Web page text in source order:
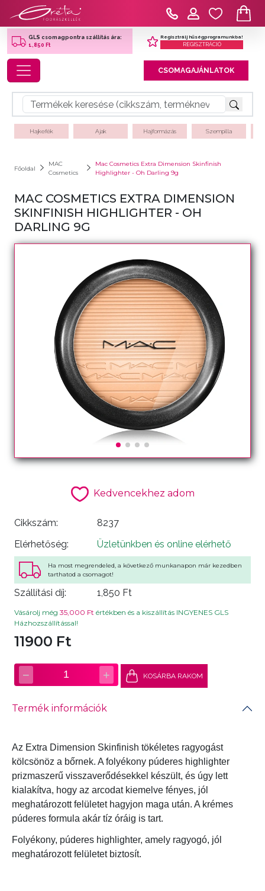
GLS csomagpontra szállítás ára:
1,850 Ft
Regisztrálj hűségprogramunkba!
REGISZTRÁCIÓ
Toggle navigation CSOMAGAJÁNLATOK
Hajkefék Ajak Hajformázás Szempilla
Főoldal
MAC
Cosmetics
Mac Cosmetics Extra Dimension Skinfinish
Highlighter - Oh Darling 9g
MAC COSMETICS EXTRA DIMENSION
SKINFINISH HIGHLIGHTER - OH
DARLING 9G
Kedvencekhez adom
Cikkszám:
8237
Elérhetőség:
Üzletünkben és online elérhető
Ha most megrendeled, a következő munkanapon már kezedben
tarthatod a csomagot!
Szállítási díj: 1,850 Ft
Vásárolj még 35,000 Ft értékben és a kiszállítás INGYENES GLS
Házhozszállítással!
11900 Ft
− 1 + KOSÁRBA RAKOM
Termék információk
Az Extra Dimension Skinfinish tökéletes ragyogást
kölcsönöz a bőrnek. A folyékony púderes highlighter
prizmaszerű visszaverődésekkel készült, és úgy lett
kialakítva, hogy az arcodat kiemelve fényes, jól
meghatározott felületet hagyjon maga után. A krémes
púderes formula akár tíz óráig is tart.
Folyékony, púderes highlighter, amely ragyogó, jól
meghatározott felületet biztosít.